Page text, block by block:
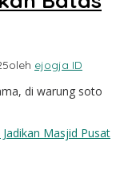
oleh ejogja ID
di warung soto